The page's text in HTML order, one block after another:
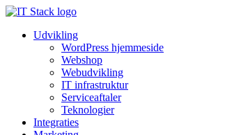
Udvikling
WordPress hjemmeside
Webshop
Webudvikling
IT infrastruktur
Serviceaftaler
Teknologier
Integraties